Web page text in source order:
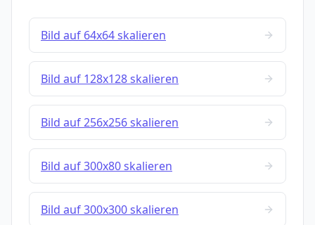
Bild auf 64x64 skalieren
Bild auf 128x128 skalieren
Bild auf 256x256 skalieren
Bild auf 300x80 skalieren
Bild auf 300x300 skalieren